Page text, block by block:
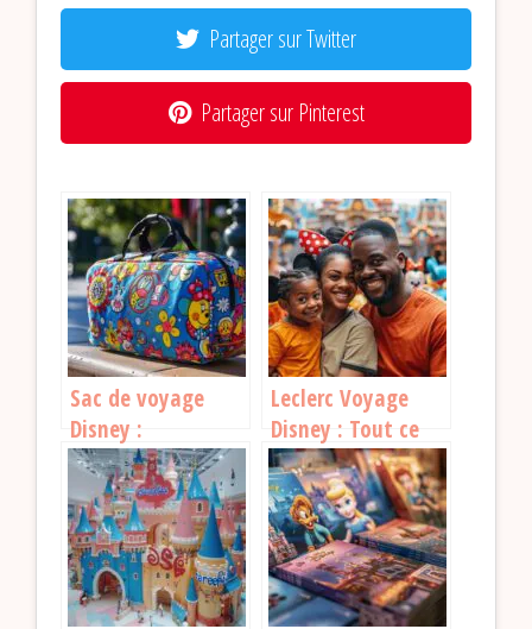
Partager sur Twitter
Partager sur Pinterest
Sac de voyage
Disney :
l’accessoire parfait
pour vos
aventures
Leclerc Voyage
Disney : Tout ce
qu’il faut savoir
pour un séjour
magique